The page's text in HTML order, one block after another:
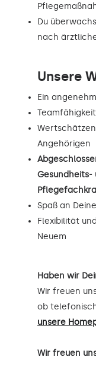
Du
nach
Unsere
Ein
Angehörigen
Gesundheits-
Spaß an
Flexibilität
Neuem
Haben wir
Wir freuen
ob
unsere
Wir freuen